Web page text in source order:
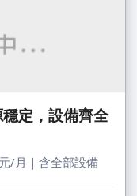
定，設備齊全
/月｜含全部設備